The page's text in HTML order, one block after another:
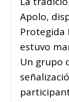
Apolo,
Protegida
estuvo
Un grupo